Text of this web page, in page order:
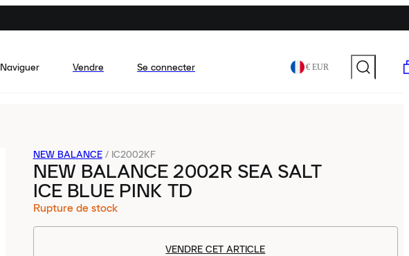
Naviguer Vendre Se connecter € EUR
NEW BALANCE / IC2002KF
NEW BALANCE 2002R SEA SALT
ICE BLUE PINK TD
Rupture de stock
VENDRE CET ARTICLE